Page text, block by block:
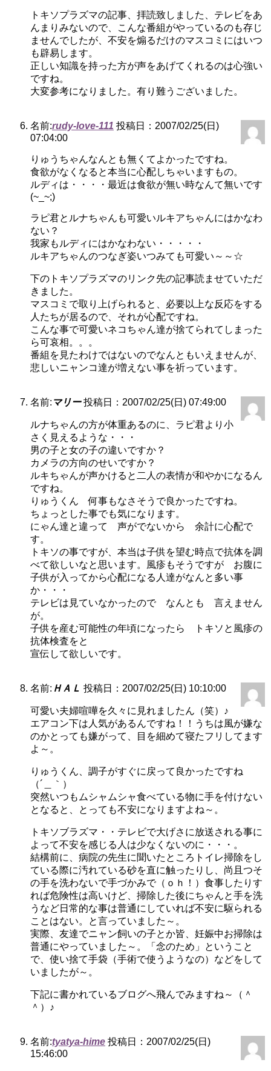
トキソプラズマの記事、拝読致しました、テレビをあ
んまりみないので、こんな番組がやっているのも存じ
ませんでしたが、不安を煽るだけのマスコミにはいつ
も辟易します。
正しい知識を持った方が声をあげてくれるのは心強い
ですね。
大変参考になりました。有り難うございました。
名前:rudy-love-111 投稿日：2007/02/25(日)
07:04:00
りゅうちゃんなんとも無くてよかったですね。
食欲がなくなると本当に心配しちゃいますもの。
ルディは・・・・最近は食欲が無い時なんて無いです
(~_~;)
ラピ君とルナちゃんも可愛いルキアちゃんにはかなわ
ない？
我家もルディにはかなわない・・・・・
ルキアちゃんのつなぎ姿いつみても可愛い～～☆
下のトキソプラズマのリンク先の記事読ませていただ
きました。
マスコミで取り上げられると、必要以上な反応をする
人たちが居るので、それが心配ですね。
こんな事で可愛いネコちゃん達が捨てられてしまった
ら可哀相。。。
番組を見たわけではないのでなんともいえませんが、
悲しいニャンコ達が増えない事を祈っています。
名前: マリー 投稿日：2007/02/25(日) 07:49:00
ルナちゃんの方が体重あるのに、ラピ君より小
さく見えるような・・・
男の子と女の子の違いですか？
カメラの方向のせいですか？
ルキちゃんが声かけると二人の表情が和やかになるん
ですね。
りゅうくん 何事もなさそうで良かったですね。
ちょっとした事でも気になります。
にゃん達と違って 声がでないから 余計に心配で
す。
トキソの事ですが、本当は子供を望む時点で抗体を調
べて欲しいなと思います。風疹もそうですが お腹に
子供が入ってから心配になる人達がなんと多い事
か・・・
テレビは見ていなかったので なんとも 言えません
が。
子供を産む可能性の年頃になったら トキソと風疹の
抗体検査をと
宣伝して欲しいです。
名前: ＨＡＬ 投稿日：2007/02/25(日) 10:10:00
可愛い夫婦喧嘩を久々に見れましたん（笑）♪
エアコン下は人気があるんですね！！うちは風が嫌な
のかとっても嫌がって、目を細めて寝たフリしてます
よ～。
りゅうくん、調子がすぐに戻って良かったですね
（´＿｀）
突然いつもムシャムシャ食べている物に手を付けない
となると、とっても不安になりますよね～。
トキソブラズマ・・テレビで大げさに放送される事に
よって不安を感じる人は少なくないのに・・・。
結構前に、病院の先生に聞いたところトイレ掃除をし
ている際に汚れている砂を直に触ったりし、尚且つそ
の手を洗わないで手づかみで（ｏｈ！）食事したりす
れば危険性は高いけど、掃除した後にちゃんと手を洗
うなど日常的な事は普通にしていれば不安に駆られる
ことはない。と言っていました～。
実際、友達でニャン飼いの子とか皆、妊娠中お掃除は
普通にやっていました～。「念のため」ということ
で、使い捨て手袋（手術で使うようなの）などをして
いましたが～。
下記に書かれているブログへ飛んでみますね～（＾
＾）♪
名前:tyatya-hime 投稿日：2007/02/25(日)
15:46:00